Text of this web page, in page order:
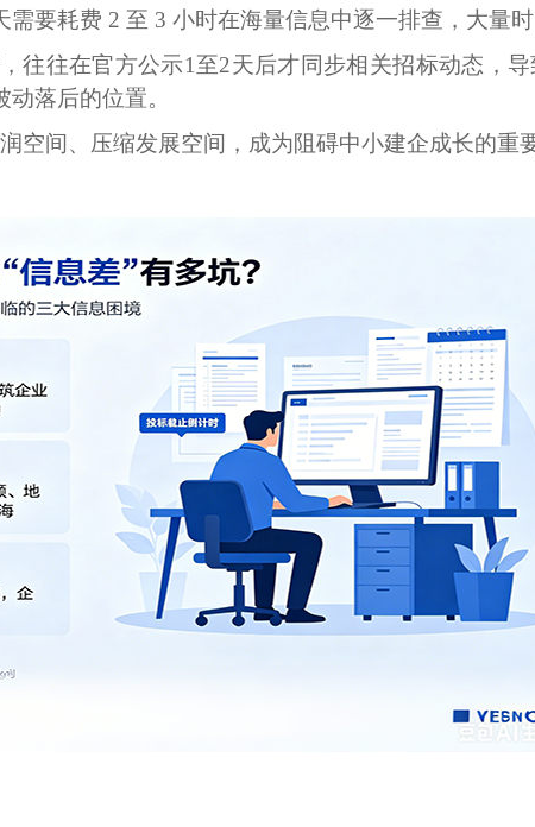
要耗费 2 至 3 小时在海量信息中逐一排查，大量时
往往在官方公示1至2天后才同步相关招标动态，
落后的位置。
间、压缩发展空间，成为阻碍中小建企成长的重